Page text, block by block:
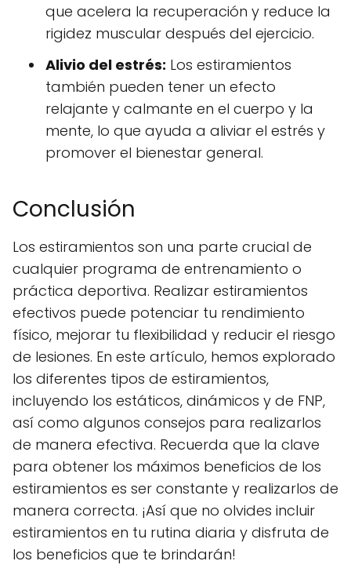
que acelera la recuperación y reduce la
rigidez muscular después del ejercicio.
Alivio del estrés: Los estiramientos
también pueden tener un efecto
relajante y calmante en el cuerpo y la
mente, lo que ayuda a aliviar el estrés y
promover el bienestar general.
Conclusión
Los estiramientos son una parte crucial de
cualquier programa de entrenamiento o
práctica deportiva. Realizar estiramientos
efectivos puede potenciar tu rendimiento
físico, mejorar tu flexibilidad y reducir el riesgo
de lesiones. En este artículo, hemos explorado
los diferentes tipos de estiramientos,
incluyendo los estáticos, dinámicos y de FNP,
así como algunos consejos para realizarlos
de manera efectiva. Recuerda que la clave
para obtener los máximos beneficios de los
estiramientos es ser constante y realizarlos de
manera correcta. ¡Así que no olvides incluir
estiramientos en tu rutina diaria y disfruta de
los beneficios que te brindarán!